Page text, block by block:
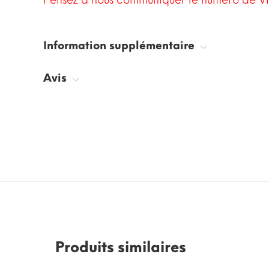
Information supplémentaire
Avis
Produits similaires